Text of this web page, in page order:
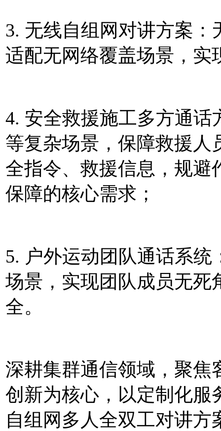
3. 无线自组网对讲方案
适配无网络覆盖场景，实
4. 安全救援施工多方通
等复杂场景，保障救援人
全指令、救援信息，规避
保障的核心需求；
5. 户外运动团队通话系
场景，实现团队成员无死
全。
深耕集群通信领域，聚焦
创新为核心，以定制化服
自组网多人全双工对讲